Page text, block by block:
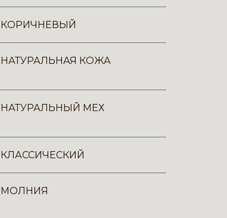
КОРИЧНЕВЫЙ
НАТУРАЛЬНАЯ КОЖА
НАТУРАЛЬНЫЙ МЕХ
КЛАССИЧЕСКИЙ
МОЛНИЯ